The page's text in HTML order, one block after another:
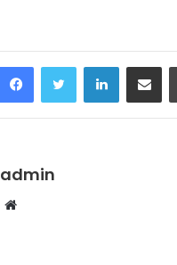
FacebookTwitter LinkedInShare
admin
Website